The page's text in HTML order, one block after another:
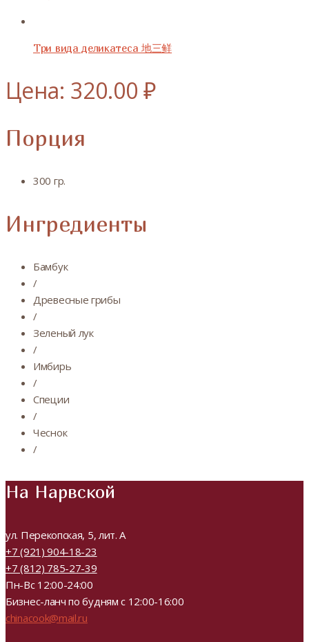
Три вида деликатеса 地三鲜
Цена: 320.00 ₽
Порция
300 гр.
Ингредиенты
Бамбук
/
Древесные грибы
/
Зеленый лук
/
Имбирь
/
Специи
/
Чеснок
/
На Нарвской
ул. Перекопская, 5, лит. А
+7 (921) 904-18-23
+7 (812) 785-27-39
Пн-Вс 12:00-24:00
Бизнес-ланч по будням с 12:00-16:00
chinacook@mail.ru